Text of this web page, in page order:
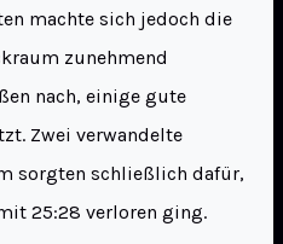
machte sich jedoch die
zunehmend
nach, einige gute
Zwei verwandelte
sorgten schließlich dafür,
25:28 verloren ging.